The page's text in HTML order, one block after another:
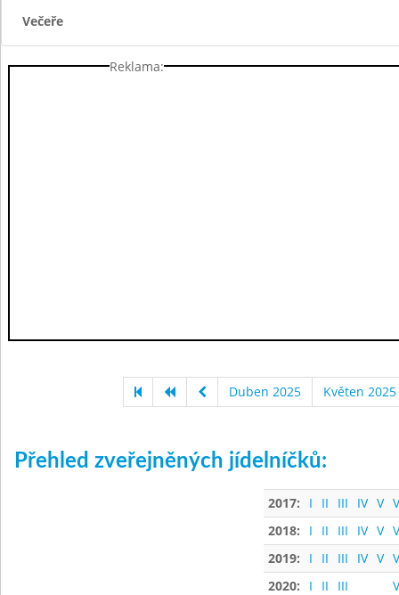
Večeře
Reklama:
Duben 2025 Květen 2025
Přehled zveřejněných jídelníčků:
2017: I II III IV V
2018:
I II III IV V
2019:
I II III IV V
2020:
I II III